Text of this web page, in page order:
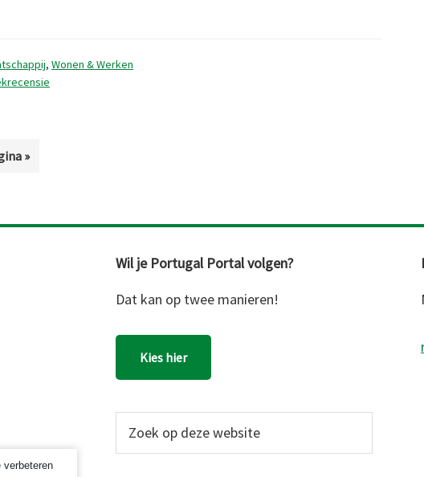
, Wonen & Werken
»
Wil je Portugal Portal volgen?
Dat kan op twee manieren!
Kies hier
verbeteren